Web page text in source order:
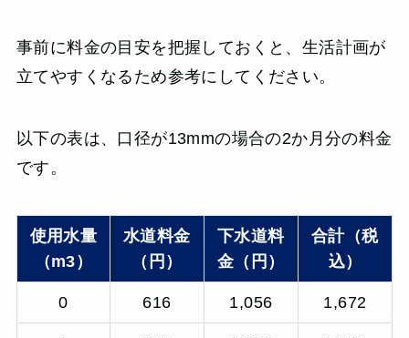
事前に料金の目安を把握しておくと、生活計画が
立てやすくなるため参考にしてください。
以下の表は、口径が13mmの場合の2か月分の料金
です。
使用水量
（m3）
水道料金
（円）
下水道料
金（円）
合計（税
込）
0 616 1,056 1,672